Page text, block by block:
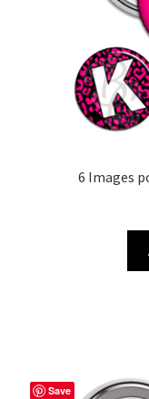
6 Images
Save